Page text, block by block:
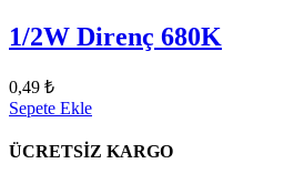
1/2W Direnç 680K
0,49 ₺
Sepete Ekle
ÜCRETSİZ KARGO